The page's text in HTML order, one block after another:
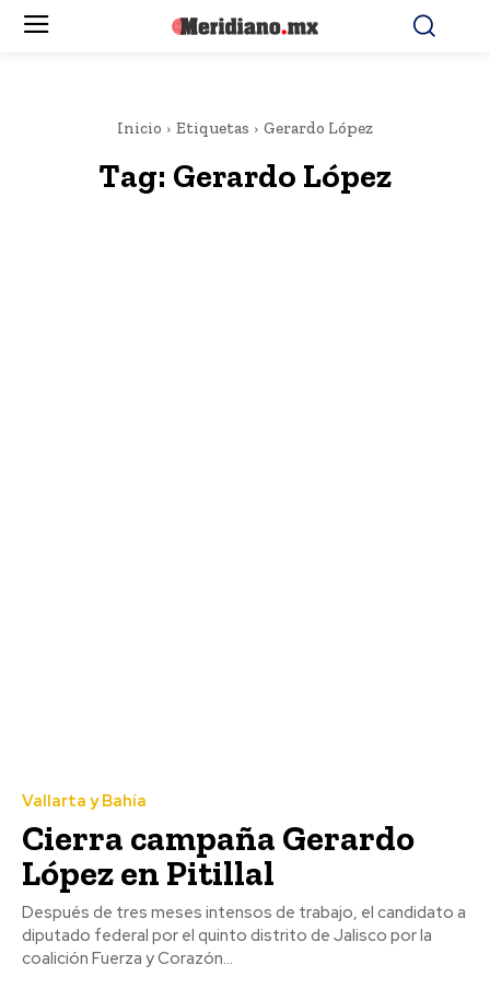
Inicio Etiquetas Gerardo López
Tag: Gerardo López
Vallarta y Bahía
Cierra campaña Gerardo
López en Pitillal
Después de tres meses intensos de trabajo, el candidato a
diputado federal por el quinto distrito de Jalisco por la
coalición Fuerza y Corazón...